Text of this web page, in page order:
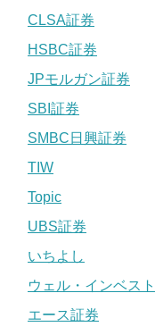
CLSA証券
HSBC証券
JPモルガン証券
SBI証券
SMBC日興証券
TIW
Topic
UBS証券
いちよし
ウェル・インベス
エース証券